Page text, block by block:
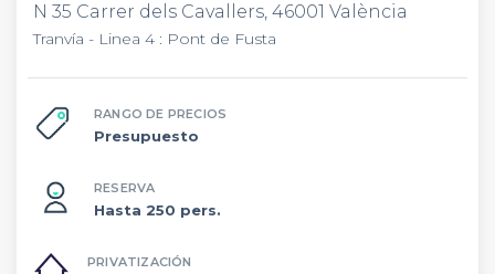
N 35 Carrer dels Cavallers, 46001 València
Tranvía - Linea 4 : Pont de Fusta
RANGO DE PRECIOS
Presupuesto
RESERVA
Hasta 250 pers.
PRIVATIZACIÓN